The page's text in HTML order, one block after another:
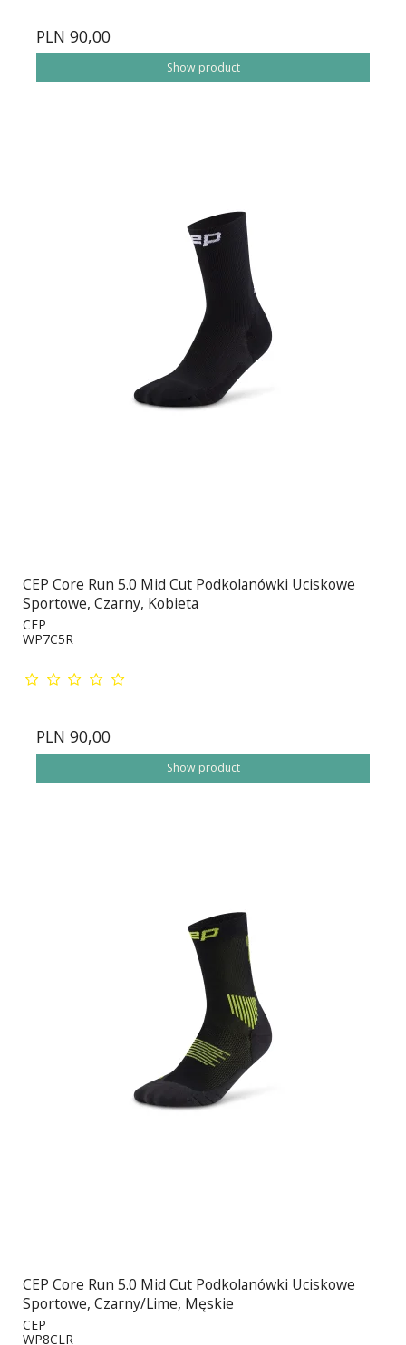
PLN 90,00
Show product
CEP Core Run 5.0 Mid Cut Podkolanówki Uciskowe
Sportowe, Czarny, Kobieta
CEP
WP7C5R
PLN 90,00
Show product
CEP Core Run 5.0 Mid Cut Podkolanówki Uciskowe
Sportowe, Czarny/Lime, Męskie
CEP
WP8CLR